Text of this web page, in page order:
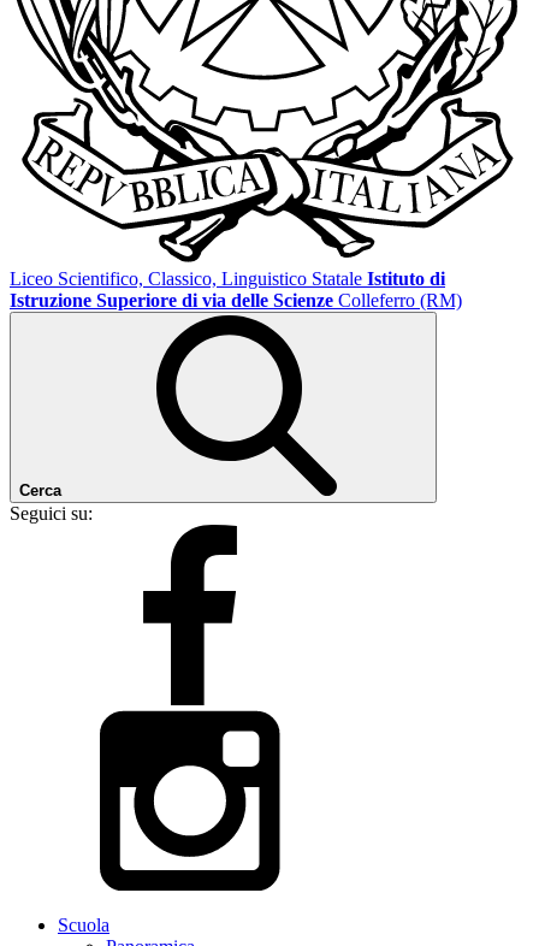
Liceo Scientifico, Classico, Linguistico Statale Istituto di
Istruzione Superiore di via delle Scienze Colleferro (RM)
Cerca
Seguici su:
Scuola